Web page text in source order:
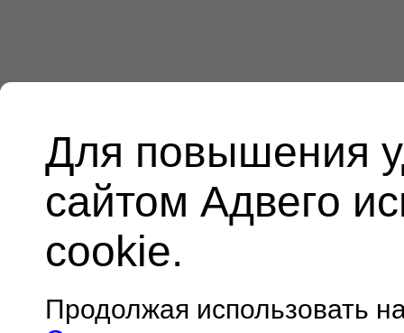
Для повышения
сайтом Адвего
cookie.
Продолжая использовать